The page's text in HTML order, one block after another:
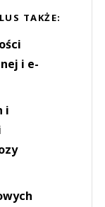
TAKŻE:
i e-
i